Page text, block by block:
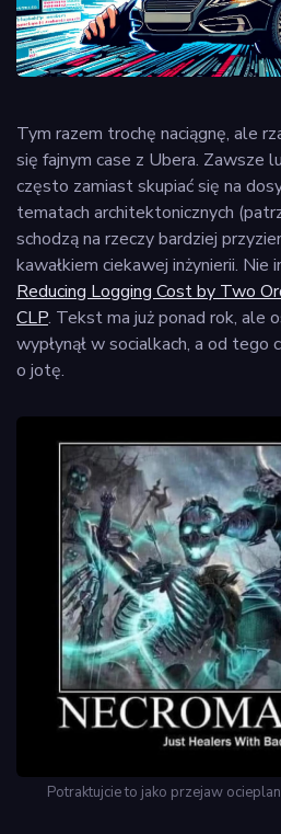
Tym razem trochę naciągnę, ale
się fajnym case z Ubera. Zawsze
często zamiast skupiać się na
tematach architektonicznych
schodzą na rzeczy bardziej
kawałkiem ciekawej inżynierii.
Reducing Logging Cost by Two
CLP. Tekst ma już ponad rok, ale
wypłynął w socialkach, a od tego
o jotę.
Potraktujcie to jako przejaw